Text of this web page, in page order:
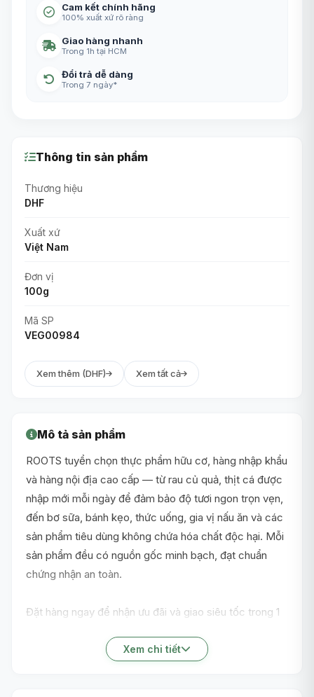
Cam kết chính hãng
100% xuất xứ rõ ràng
Giao hàng nhanh
Trong 1h tại HCM
Đổi trả dễ dàng
Trong 7 ngày*
Thông tin sản phẩm
Thương hiệu
DHF
Xuất xứ
Việt Nam
Đơn vị
100g
Mã SP
VEG00984
Xem thêm (DHF) Xem tất cả
Mô tả sản phẩm
ROOTS tuyển chọn thực phẩm hữu cơ, hàng nhập khẩu
và hàng nội địa cao cấp — từ rau củ quả, thịt cá được
nhập mới mỗi ngày để đảm bảo độ tươi ngon trọn vẹn,
đến bơ sữa, bánh kẹo, thức uống, gia vị nấu ăn và các
sản phẩm tiêu dùng không chứa hóa chất độc hại. Mỗi
sản phẩm đều có nguồn gốc minh bạch, đạt chuẩn
chứng nhận an toàn.
Đặt hàng ngay để nhận ưu đãi và giao siêu tốc trong 1
Xem chi tiết